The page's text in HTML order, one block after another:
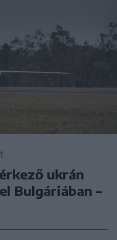
ukrán
Bulgáriában –